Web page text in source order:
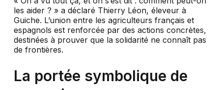
les aider ? » a déclaré Thierry Léon, éleveur à
Guiche. L’union entre les agriculteurs français et
espagnols est renforcée par des actions concrètes,
destinées à prouver que la solidarité ne connaît pas
de frontières.
La portée symbolique de